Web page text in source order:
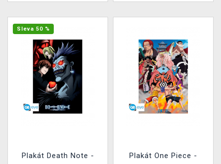
Sleva 50 %
Plakát Death Note -
Plakát One Piece -